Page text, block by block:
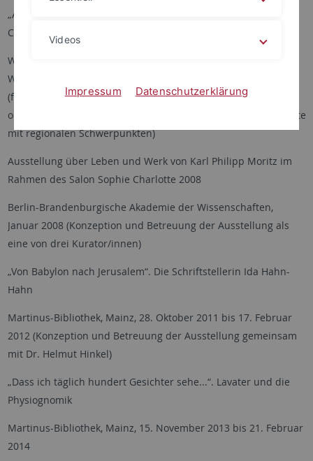
„Auf Dornen oder Rosen hingesunken?“ Eros und Poesie bei
Clemens Brentano
Wanderausstellung, 2003-2006, mit Stationen in Marburg,
Wiepersdorf, Jena, Frankfurt an der Oder und Aschaffenburg
(federführende Mitwirkung bei der wissenschaftlichen und
organisatorischen Betreuung, Erstellung individueller Konzepte
mit regionalen Schwerpunkten)
Ausstellung über Leben und Werk von Karl Philipp Moritz im
Rahmen des Salon Sophie Charlotte 2008
Berlin-Brandenburgische Akademie der Wissenschaften,
Januar 2008 (Konzeption und Betreuung der Ausstellung als
eine von drei Kurator/innen)
„Von Babylon nach Jerusalem“. Die Schriftstellerin Ida Hahn-
Hahn
Martinus-Bibliothek, Mainz, 28. Oktober 2011 bis 17. Februar
2012 (Konzeption und Betreuung der Ausstellung gemeinsam
mit Dr. Helmut Hinkel)
„Dass ich täglich hundert Gesichter sehe...“. Lavater und die
Physiognomik
Martinus-Bibliothek, Mainz, 15. November 2013 bis 21. Februar
2014
Videos
Impressum Datenschutzerklärung